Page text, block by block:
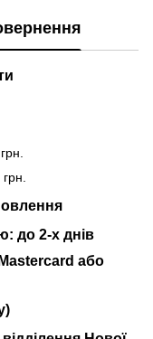
до 2-х днів
або